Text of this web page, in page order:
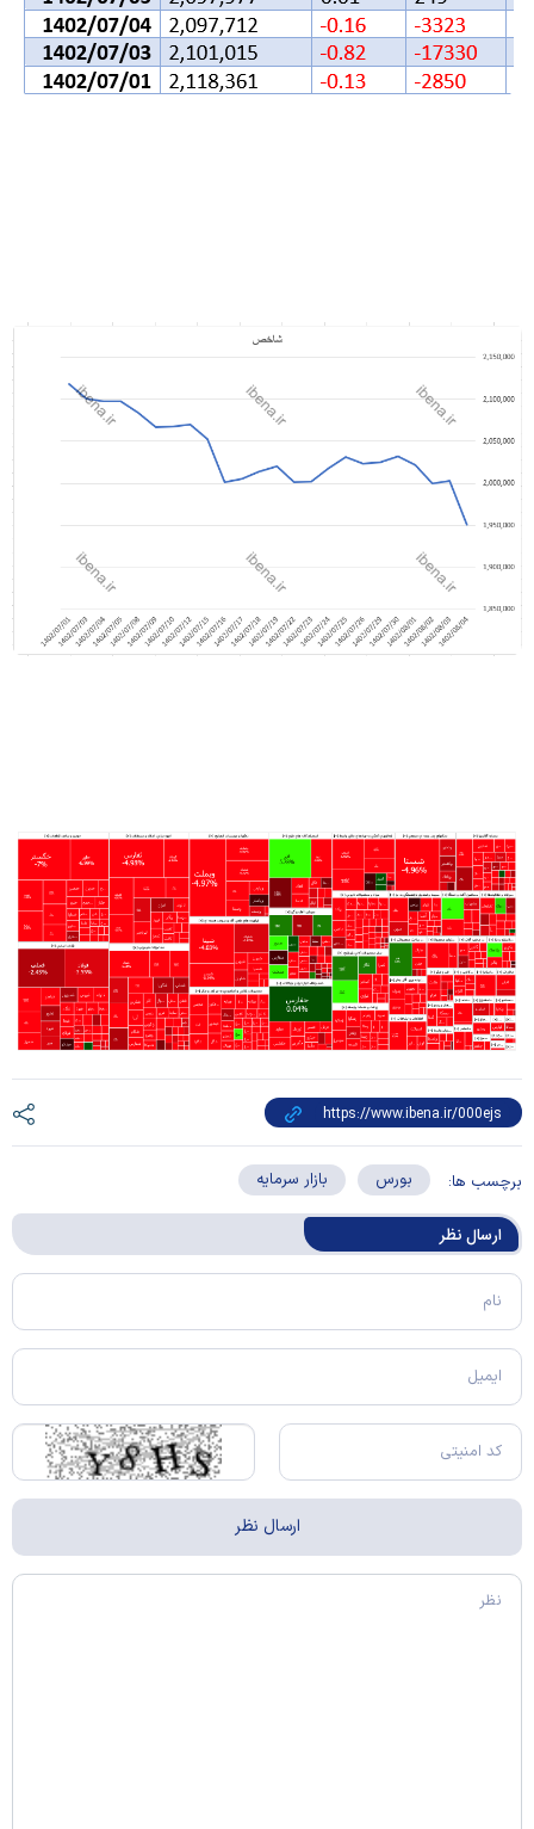
برچسب ها: بورس بازار سرمایه
ارسال‌ نظر